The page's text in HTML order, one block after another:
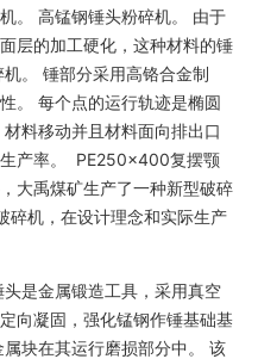
。 高锰钢锤头粉碎机。 由于
层的加工硬化，这种材料的锤
。 锤部分采用高铬合金制
。 每个点的运行轨迹是椭圆
料移动并且材料面向排出口
产率。 PE250x400复摆颚
大禹煤矿生产了一种新型破碎
机，在设计理念和实际生产
是金属锻造工具，采用真空
向凝固，强化锰钢作锤基础基
块在其运行磨损部分中。 该